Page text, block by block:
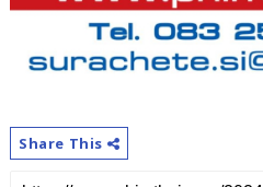
Share This